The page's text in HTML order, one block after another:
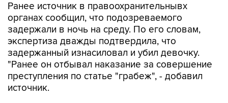
Ранее источник в правоохранительнывх
органах сообщил, что подозреваемого
задержали в ночь на среду. По его словам,
экспертиза дважды подтвердила, что
задержанный изнасиловал и убил девочку.
"Ранее он отбывал наказание за совершение
преступления по статье "грабеж", - добавил
источник.